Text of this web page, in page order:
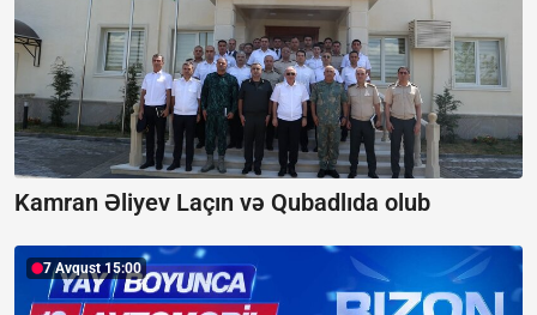
Kamran Əliyev Laçın və Qubadlıda olub
7 Avqust 15:00